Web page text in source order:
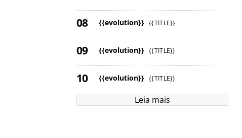
{{evolution}} {{TITLE}}
{{evolution}} {{TITLE}}
{{evolution}} {{TITLE}}
Leia mais